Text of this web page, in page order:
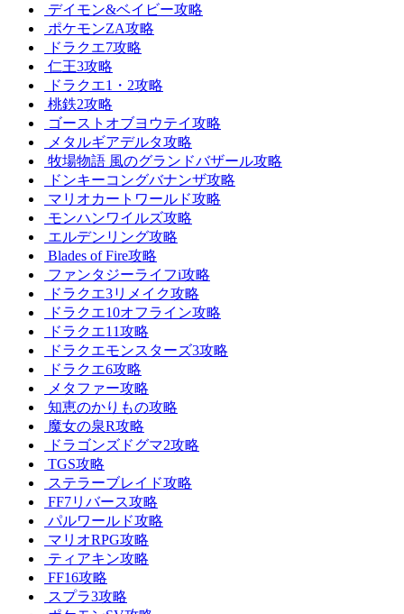
デイモン&ベイビー攻略
ポケモンZA攻略
ドラクエ7攻略
仁王3攻略
ドラクエ1・2攻略
桃鉄2攻略
ゴーストオブヨウテイ攻略
メタルギアデルタ攻略
牧場物語 風のグランドバザール攻略
ドンキーコングバナンザ攻略
マリオカートワールド攻略
モンハンワイルズ攻略
エルデンリング攻略
Blades of Fire攻略
ファンタジーライフi攻略
ドラクエ3リメイク攻略
ドラクエ10オフライン攻略
ドラクエ11攻略
ドラクエモンスターズ3攻略
ドラクエ6攻略
メタファー攻略
知恵のかりもの攻略
魔女の泉R攻略
ドラゴンズドグマ2攻略
TGS攻略
ステラーブレイド攻略
FF7リバース攻略
パルワールド攻略
マリオRPG攻略
ティアキン攻略
FF16攻略
スプラ3攻略